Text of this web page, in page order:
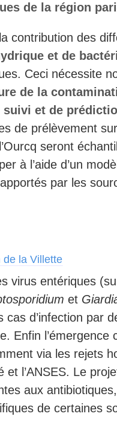
de la région
contribution des
et de
Ceci nécessite
de la
et de
de prélèvement
seront
à l’aide d’un
par les
de la Villette
virus entériques
et
d’infection par
Enfin
via les rejets
et l’ANSES. Le
aux
de certaines